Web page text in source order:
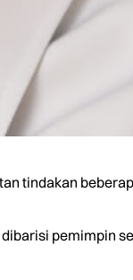
tindakan
pemimpin